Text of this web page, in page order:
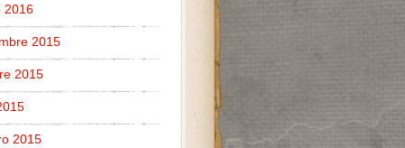
2016
2015
2015
2015